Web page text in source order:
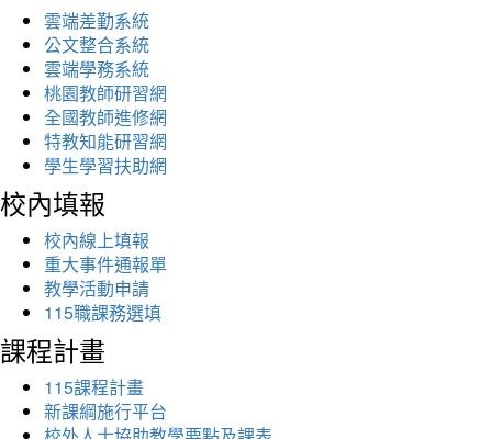
雲端差勤系統
公文整合系統
雲端學務系統
桃園教師研習網
全國教師進修網
特教知能研習網
學生學習扶助網
校內填報
校內線上填報
重大事件通報單
教學活動申請
115職課務選填
課程計畫
115課程計畫
新課綱施行平台